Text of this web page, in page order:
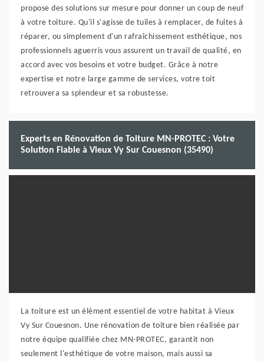
propose des solutions sur mesure pour donner un coup de neuf
à votre toiture. Qu'il s'agisse de tuiles à remplacer, de fuites à
réparer, ou simplement d'un rafraîchissement esthétique, nos
professionnels aguerris vous assurent un travail de qualité, en
accord avec vos besoins et votre budget. Grâce à notre
expertise et notre large gamme de services, votre toit
retrouvera sa splendeur et sa robustesse.
Experts en Rénovation de Toiture MN-PROTEC : Votre
Solution Fiable à Vieux Vy Sur Couesnon (35490)
La toiture est un élément essentiel de votre habitat à Vieux
Vy Sur Couesnon. Une rénovation de toiture bien réalisée par
notre équipe qualifiée chez MN-PROTEC, garantit non
seulement l'esthétique de votre maison, mais aussi sa